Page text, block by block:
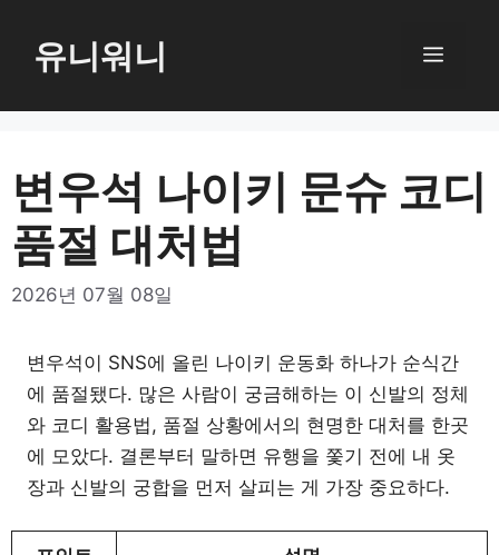
로
너
뛰
기
유니워니 메
변우석 나이키 문슈 코디
품절 대처법
2026년 07월 08일
변우석이 SNS에 올린 나이키 운동화 하나가 순식간
에 품절됐다. 많은 사람이 궁금해하는 이 신발의 정체
와 코디 활용법, 품절 상황에서의 현명한 대처를 한곳
에 모았다. 결론부터 말하면 유행을 쫓기 전에 내 옷
장과 신발의 궁합을 먼저 살피는 게 가장 중요하다.